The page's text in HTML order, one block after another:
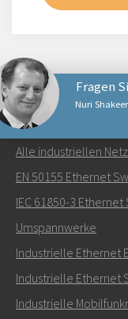
Nuri Shakeer
Fragen
Senden Sie eine E-
Alle industriellen
EN 50155 Ethernet
IEC 61850-3
Umspannwerke
Industrielle Ethernet
Industrielle Ethernet
Industrielle